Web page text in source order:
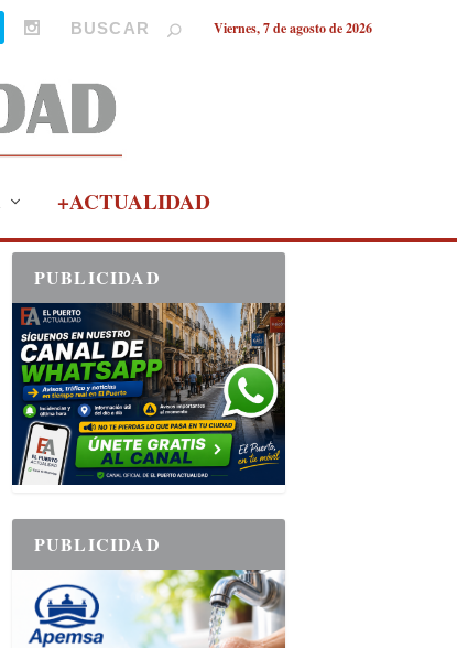
Viernes, 7 de agosto de 2026
+ACTUALIDAD
PUBLICIDAD
PUBLICIDAD